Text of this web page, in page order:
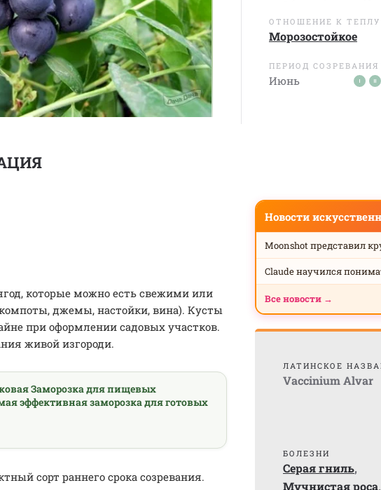
ОТНОШЕНИЕ К ТЕПЛУ
Морозостойкое
ПЕРИОД
Июнь
которые можно есть свежими или
компоты, джемы, настойки, вина). Кусты
при оформлении садовых участков.
живой изгороди.
Заморозка для пищевых
эффективная заморозка для готовых
сорт раннего срока созревания.
Новости
Moonshot представил
Claude научился
Все новости →
ЛАТИНСКОЕ
Vaccinium Alvar
БОЛЕЗНИ
Серая гниль,
Мучнистая роса,